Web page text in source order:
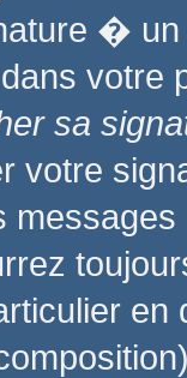
�
sa
votre